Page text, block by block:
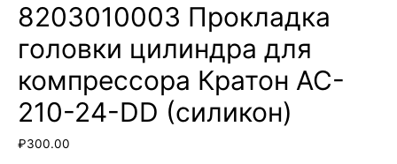
8203010003 Прокладка
головки цилиндра для
компрессора Кратон AC-
210-24-DD (силикон)
₽300.00